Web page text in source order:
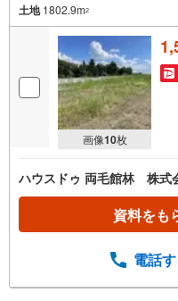
土地1802.9m2
画像10枚
ハウスドゥ 両毛館林 株式
資料をも
電話